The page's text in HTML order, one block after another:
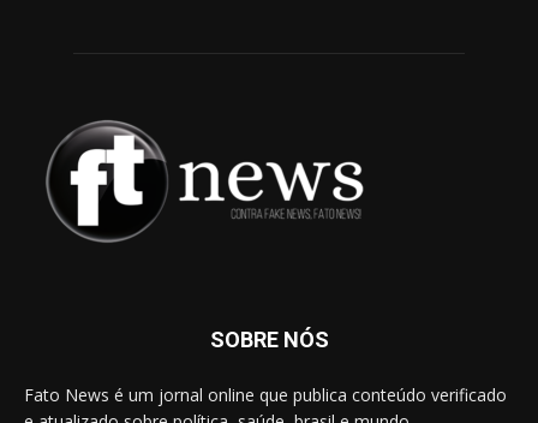
SOBRE NÓS
Fato News é um jornal online que publica conteúdo verificado